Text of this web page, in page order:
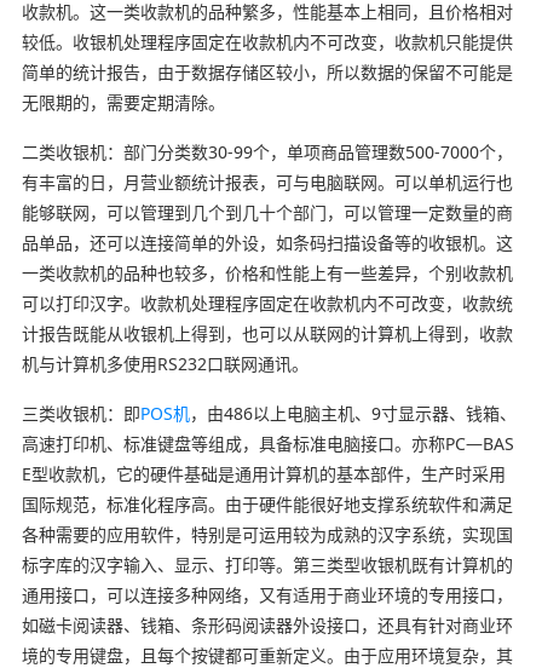
收款机。这一类收款机的品种繁多，性能基本上相同，且价格相对
较低。收银机处理程序固定在收款机内不可改变，收款机只能提供
简单的统计报告，由于数据存储区较小，所以数据的保留不可能是
无限期的，需要定期清除。
二类收银机：部门分类数30-99个，单项商品管理数500-7000个，
有丰富的日，月营业额统计报表，可与电脑联网。可以单机运行也
能够联网，可以管理到几个到几十个部门，可以管理一定数量的商
品单品，还可以连接简单的外设，如条码扫描设备等的收银机。这
一类收款机的品种也较多，价格和性能上有一些差异，个别收款机
可以打印汉字。收款机处理程序固定在收款机内不可改变，收款统
计报告既能从收银机上得到，也可以从联网的计算机上得到，收款
机与计算机多使用RS232口联网通讯。
三类收银机：即POS机，由486以上电脑主机、9寸显示器、钱箱、
高速打印机、标准键盘等组成，具备标准电脑接口。亦称PC—BAS
E型收款机，它的硬件基础是通用计算机的基本部件，生产时采用
国际规范，标准化程序高。由于硬件能很好地支撑系统软件和满足
各种需要的应用软件，特别是可运用较为成熟的汉字系统，实现国
标字库的汉字输入、显示、打印等。第三类型收银机既有计算机的
通用接口，可以连接多种网络，又有适用于商业环境的专用接口，
如磁卡阅读器、钱箱、条形码阅读器外设接口，还具有针对商业环
境的专用键盘，且每个按键都可重新定义。由于应用环境复杂，其